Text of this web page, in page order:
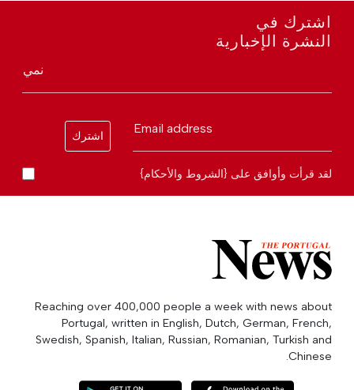
اشترك في
النشرة الإخبارية
نمي
Email address
اشترك
لقد قرأت وأوافق على {الشروط والأحكام}
Reaching over 400,000 people a week with news about
Portugal, written in English, Dutch, German, French,
Swedish, Spanish, Italian, Russian, Romanian, Turkish and
Chinese.